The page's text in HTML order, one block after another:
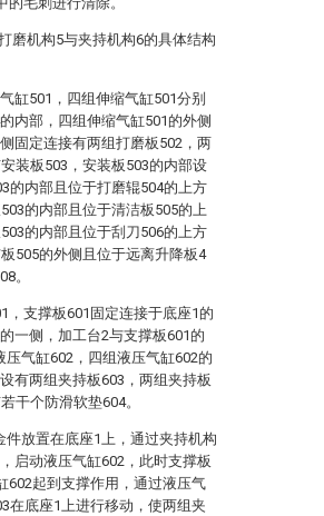
磨机构5与夹持机构6的具体结构
缸501，四组伸缩气缸501分别
内部，四组伸缩气缸501的外侧
固定连接有两组打磨板502，两
装板503，安装板503的内部设
的内部且位于打磨辊504的上方
的内部且位于清洁板505的上
的内部且位于刮刀506的上方
505的外侧且位于远离升降板4
。
，支撑板601固定连接于底座1的
一侧，加工台2与支撑板601的
气缸602，四组液压气缸602的
有两组夹持板603，两组夹持板
干个防滑软垫604。
放置在底座1上，通过夹持机构
启动液压气缸602，此时支撑板
602起到支撑作用，通过液压气
在底座1上进行移动，使两组夹